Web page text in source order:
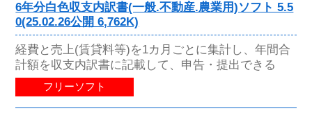
6年分白色収支内訳書(一般.不動産.農業用)ソフト 5.5
0(25.02.26公開 6,762K)
経費と売上(賃貸料等)を1カ月ごとに集計し、年間合
計額を収支内訳書に記載して、申告・提出できる
フリーソフト